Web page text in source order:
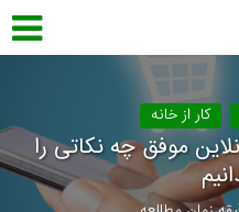
کار از خانه
موفق چه نکاتی را